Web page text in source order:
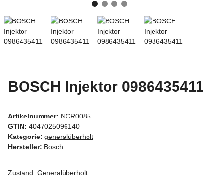
BOSCH Injektor 0986435411
Artikelnummer: NCR0085
GTIN: 4047025096140
Kategorie: generalüberholt
Hersteller: Bosch
Zustand: Generalüberholt